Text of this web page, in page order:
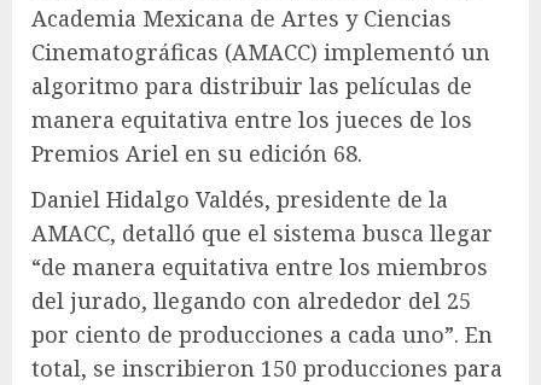
Academia Mexicana de Artes y Ciencias
Cinematográficas (AMACC) implementó un
algoritmo para distribuir las películas de
manera equitativa entre los jueces de los
Premios Ariel en su edición 68.
Daniel Hidalgo Valdés, presidente de la
AMACC, detalló que el sistema busca llegar
“de manera equitativa entre los miembros
del jurado, llegando con alrededor del 25
por ciento de producciones a cada uno”. En
total, se inscribieron 150 producciones para